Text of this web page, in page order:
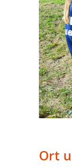
Ort